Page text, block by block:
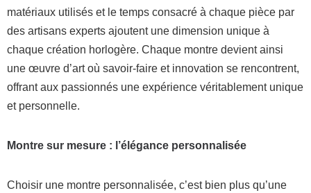
matériaux utilisés et le temps consacré à chaque pièce par
des artisans experts ajoutent une dimension unique à
chaque création horlogère. Chaque montre devient ainsi
une œuvre d’art où savoir-faire et innovation se rencontrent,
offrant aux passionnés une expérience véritablement unique
et personnelle.
Montre sur mesure : l’élégance personnalisée
Choisir une montre personnalisée, c’est bien plus qu’une